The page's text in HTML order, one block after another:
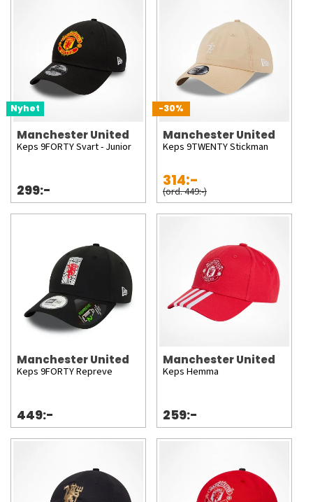
Nyhet
Manchester United
Keps 9FORTY Svart - Junior
299:-
-30%
Manchester United
Keps 9TWENTY Stickman
314:-
(ord. 449:-)
Manchester United
Keps 9FORTY Repreve
449:-
Manchester United
Keps Hemma
259:-